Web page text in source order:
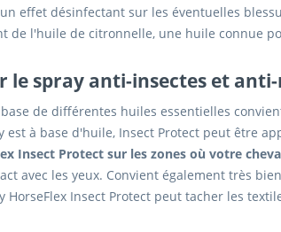
effet désinfectant sur les éventuelles
de l'huile de citronnelle, une huile connue
le spray anti-insectes et
de différentes huiles essentielles
est à base d'huile, Insect Protect peut être
Insect Protect sur les zones où votre
avec les yeux. Convient également très
HorseFlex Insect Protect peut tacher les